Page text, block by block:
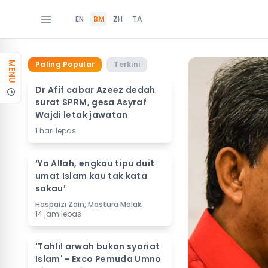
EN BM ZH TA
MENU Paling Popular Terkini
Dr Afif cabar Azeez dedah
surat SPRM, gesa Asyraf
Wajdi letak jawatan
1 hari lepas
‘Ya Allah, engkau tipu duit
umat Islam kau tak kata
sakau’
Haspaizi Zain, Mastura Malak
14 jam lepas
'Tahlil arwah bukan syariat
Islam' - Exco Pemuda Umno